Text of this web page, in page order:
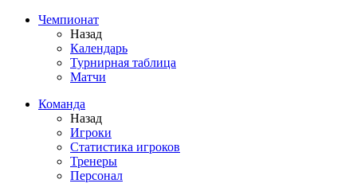
Чемпионат
Назад
Календарь
Турнирная таблица
Матчи
Команда
Назад
Игроки
Статистика игроков
Тренеры
Персонал